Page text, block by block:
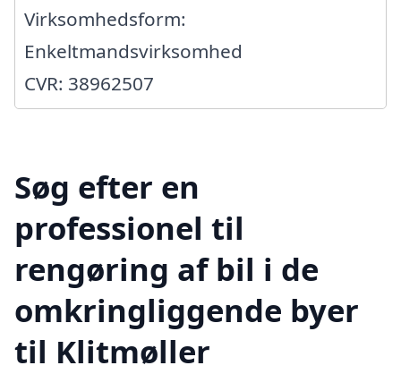
Virksomhedsform:
Enkeltmandsvirksomhed
CVR: 38962507
Søg efter en
professionel til
rengøring af bil i de
omkringliggende byer
til Klitmøller